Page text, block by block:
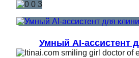
Умный AI-ассистент